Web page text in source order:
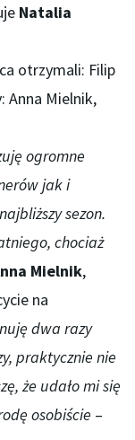
Natalia
otrzymali: Filip
Anna Mielnik,
ogromne
jak i
sezon.
chociaż
Mielnik,
na
dwa razy
praktycznie nie
że udało mi się
osobiście –